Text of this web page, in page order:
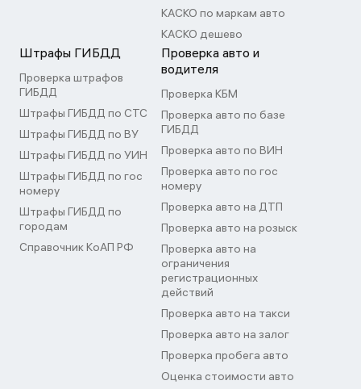
КАСКО по маркам авто
КАСКО дешево
Штрафы ГИБДД
Проверка штрафов
ГИБДД
Штрафы ГИБДД по СТС
Штрафы ГИБДД по ВУ
Штрафы ГИБДД по УИН
Штрафы ГИБДД по гос
номеру
Штрафы ГИБДД по
городам
Справочник КоАП РФ
Проверка авто и
водителя
Проверка КБМ
Проверка авто по базе
ГИБДД
Проверка авто по ВИН
Проверка авто по гос
номеру
Проверка авто на ДТП
Проверка авто на розыск
Проверка авто на
ограничения
регистрационных
действий
Проверка авто на такси
Проверка авто на залог
Проверка пробега авто
Оценка стоимости авто